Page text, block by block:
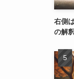
右側
の解